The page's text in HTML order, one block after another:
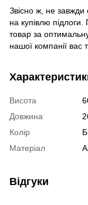
Звісно ж, не завжди
на купівлю
товар за оптимальну
нашої компанії вас
Висота
Довжина
Колір
Матеріал
Відгуки